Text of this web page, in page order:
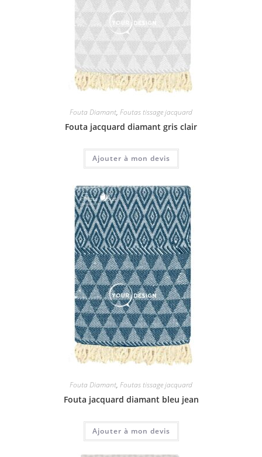
Fouta Diamant, Foutas tissage jacquard
Fouta jacquard diamant gris clair
Ajouter à mon devis
Fouta Diamant, Foutas tissage jacquard
Fouta jacquard diamant bleu jean
Ajouter à mon devis